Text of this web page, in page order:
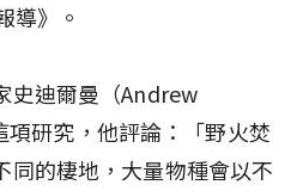
導》。
史迪爾曼（Andrew
研究，他評論：「野火焚
同的棲地，大量物種會以不